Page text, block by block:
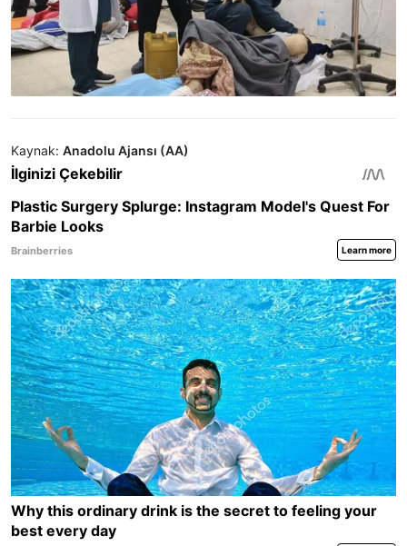
Kaynak: Anadolu Ajansı (AA)